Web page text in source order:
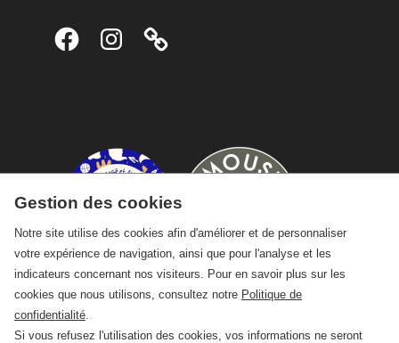
FacebookInstagram
Gestion des cookies
Notre site utilise des cookies afin d'améliorer et de personnaliser
votre expérience de navigation, ainsi que pour l'analyse et les
indicateurs concernant nos visiteurs. Pour en savoir plus sur les
cookies que nous utilisons, consultez notre Politique de
confidentialité
Si vous refusez l'utilisation des cookies, vos informations ne seront